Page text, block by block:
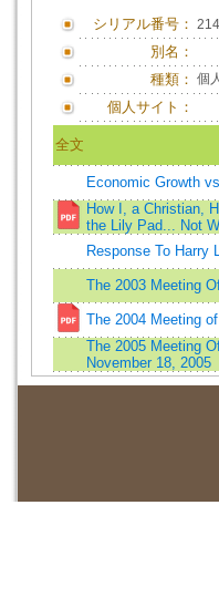
シリアル番号： 214
別名：
種類： 個
個人サイト：
全文
Economic Growth
How I, a Christian,
the Lily Pad... Not
Response To Harry
The 2003 Meeting
The 2004 Meeting
The 2005 Meeting
November 18, 2005